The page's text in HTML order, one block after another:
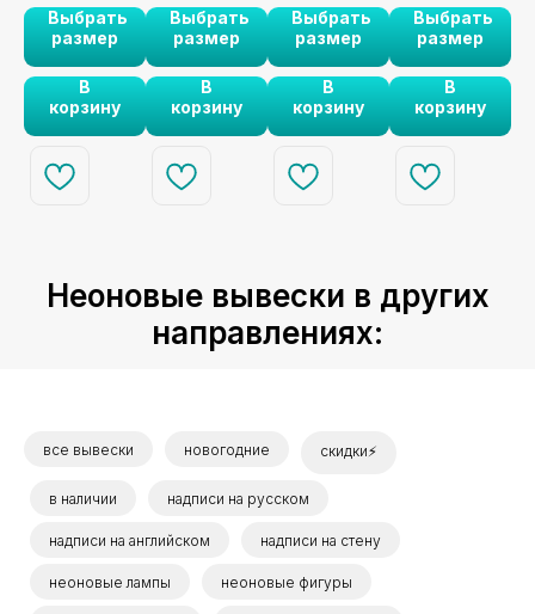
да любовь"
станет ярким
акцентом на
вашей свадьбе.
🌟❤️
Выбрать
размер
В
корзину
ярким акцентом
на вашей
свадьбе или в
интерьере. 🌟💍
Выбрать
размер
В
корзину
"Счастье" станет
символом
радости и любви
на вашем
празднике. 🌈✨
Выбрать
размер
В
корзину
Death do us
Party" станет
ярким акцентом
на вашей
свадьбе. 🎉💖
Выбрать
размер
В
корзину
Неоновые вывески в других
направлениях:
все вывески новогодние скидки⚡
в наличии надписи на русском
надписи на английском надписи на стену
неоновые лампы неоновые фигуры